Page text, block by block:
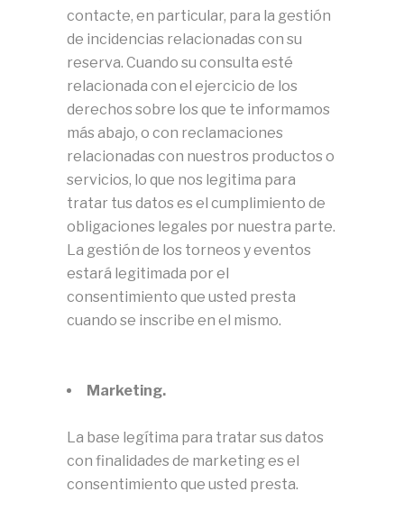
contacte, en particular, para la gestión
de incidencias relacionadas con su
reserva. Cuando su consulta esté
relacionada con el ejercicio de los
derechos sobre los que te informamos
más abajo, o con reclamaciones
relacionadas con nuestros productos o
servicios, lo que nos legitima para
tratar tus datos es el cumplimiento de
obligaciones legales por nuestra parte.
La gestión de los torneos y eventos
estará legitimada por el
consentimiento que usted presta
cuando se inscribe en el mismo.
Marketing.
La base legítima para tratar sus datos
con finalidades de marketing es el
consentimiento que usted presta.